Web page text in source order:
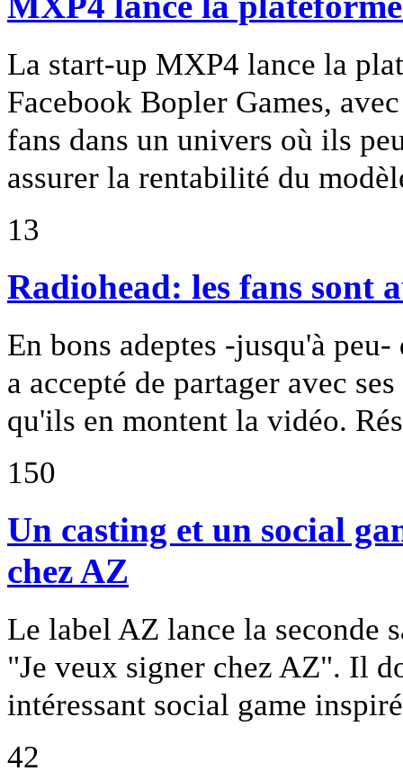
La start-up MXP4 lance la
Facebook Bopler Games,
fans dans un univers où ils
assurer la rentabilité du
13
Radiohead: les fans sont
En bons adeptes -jusqu'à
a accepté de partager avec
qu'ils en montent la vidéo.
150
Un casting et un social
chez AZ
Le label AZ lance la seconde
"Je veux signer chez AZ". Il
intéressant social game
42